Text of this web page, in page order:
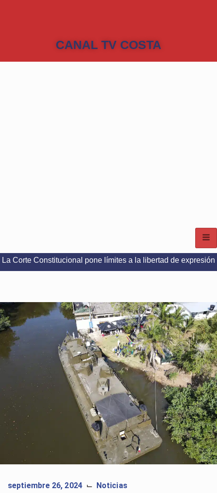
CANAL TV COSTA
pone límites a la libertad de expresión en redes
septiembre 26, 2024 ⌙ Noticias